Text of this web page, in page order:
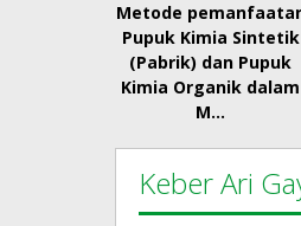
Metode
Pupuk Kimia Sintetik
(Pabrik) dan Pupuk
Kimia Organik dalam
M…
Keber Ari